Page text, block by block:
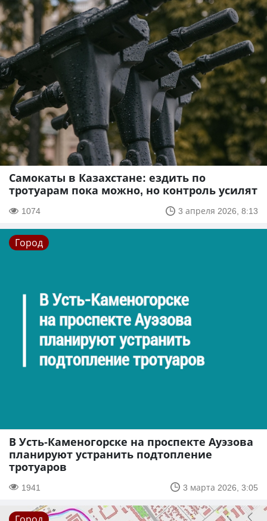
Самокаты в Казахстане: ездить по
тротуарам пока можно, но контроль усилят
1074 3 апреля 2026, 8:13
Город
В Усть-Каменогорске на проспекте Ауэзова
планируют устранить подтопление
тротуаров
1941 3 марта 2026, 3:05